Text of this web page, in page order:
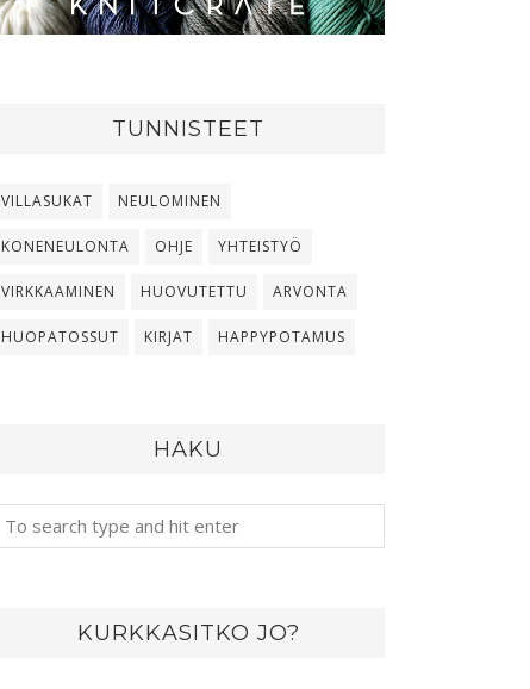
TUNNISTEET
VILLASUKAT NEULOMINEN
KONENEULONTA OHJE YHTEISTYÖ
VIRKKAAMINEN HUOVUTETTU ARVONTA
HUOPATOSSUT KIRJAT HAPPYPOTAMUS
HAKU
KURKKASITKO JO?